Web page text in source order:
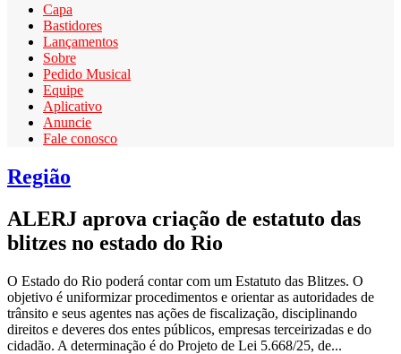
Capa
Bastidores
Lançamentos
Sobre
Pedido Musical
Equipe
Aplicativo
Anuncie
Fale conosco
Região
ALERJ aprova criação de estatuto das
blitzes no estado do Rio
O Estado do Rio poderá contar com um Estatuto das Blitzes. O
objetivo é uniformizar procedimentos e orientar as autoridades de
trânsito e seus agentes nas ações de fiscalização, disciplinando
direitos e deveres dos entes públicos, empresas terceirizadas e do
cidadão. A determinação é do Projeto de Lei 5.668/25, de...